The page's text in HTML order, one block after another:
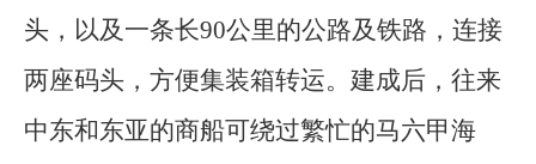
头，以及一条长90公里的公路及铁路，连接
两座码头，方便集装箱转运。建成后，往来
中东和东亚的商船可绕过繁忙的马六甲海